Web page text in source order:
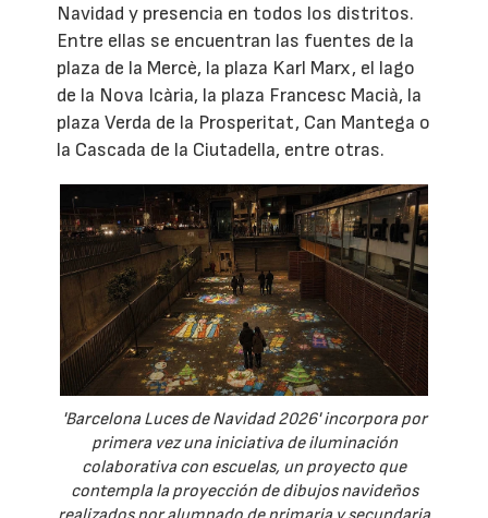
Navidad y presencia en todos los distritos.
Entre ellas se encuentran las fuentes de la
plaza de la Mercè, la plaza Karl Marx, el lago
de la Nova Icària, la plaza Francesc Macià, la
plaza Verda de la Prosperitat, Can Mantega o
la Cascada de la Ciutadella, entre otras.
'Barcelona Luces de Navidad 2026' incorpora por
primera vez una iniciativa de iluminación
colaborativa con escuelas, un proyecto que
contempla la proyección de dibujos navideños